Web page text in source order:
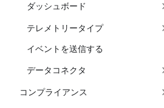
ダッシュボード
テレメトリータイプ
イベントを送信する
データコネクタ
コンプライアンス